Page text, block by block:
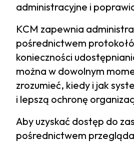
administracyjne i
KCM zapewnia
pośrednictwem
konieczności
można w dowolnym
zrozumieć, kiedy i jak
i lepszą ochronę
Aby uzyskać dostęp do
pośrednictwem